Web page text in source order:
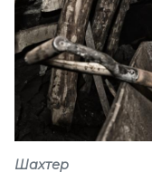
Шахтер